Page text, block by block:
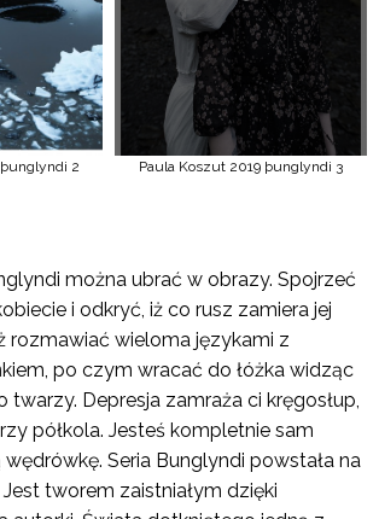
2 Paula Koszut 2019 þunglyndi 3
można ubrać w obrazy. Spojrzeć
i odkryć, iż co rusz zamiera jej
rozmawiać wieloma językami z
po czym wracać do łóżka widząc
twarzy. Depresja zamraża ci kręgosłup,
półkola. Jesteś kompletnie sam
wędrówkę. Seria Bunglyndi powstała na
tworem zaistniałym dzięki